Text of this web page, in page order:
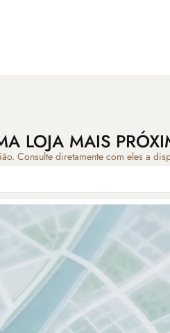
LOJA MAIS
Consulte diretamente com eles a